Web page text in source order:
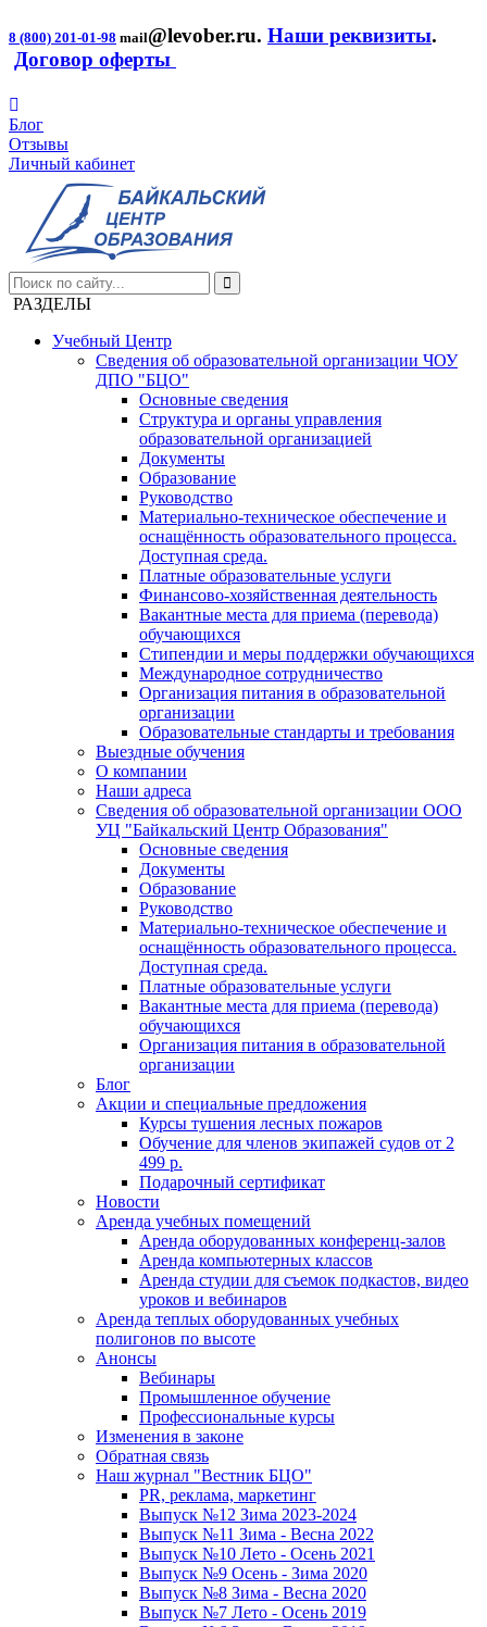
8 (800) 201-01-98 mail@levober.ru. Наши реквизиты.
Договор оферты
Блог
Отзывы
Личный кабинет
РАЗДЕЛЫ
Учебный Центр
Сведения об образовательной организации ЧОУ
ДПО "БЦО"
Основные сведения
Структура и органы управления
образовательной организацией
Документы
Образование
Руководство
Материально-техническое обеспечение и
оснащённость образовательного процесса.
Доступная среда.
Платные образовательные услуги
Финансово-хозяйственная деятельность
Вакантные места для приема (перевода)
обучающихся
Стипендии и меры поддержки обучающихся
Международное сотрудничество
Организация питания в образовательной
организации
Образовательные стандарты и требования
Выездные обучения
О компании
Наши адреса
Сведения об образовательной организации ООО
УЦ "Байкальский Центр Образования"
Основные сведения
Документы
Образование
Руководство
Материально-техническое обеспечение и
оснащённость образовательного процесса.
Доступная среда.
Платные образовательные услуги
Вакантные места для приема (перевода)
обучающихся
Организация питания в образовательной
организации
Блог
Акции и специальные предложения
Курсы тушения лесных пожаров
Обучение для членов экипажей судов от 2
499 р.
Подарочный сертификат
Новости
Аренда учебных помещений
Аренда оборудованных конференц-залов
Аренда компьютерных классов
Аренда студии для съемок подкастов, видео
уроков и вебинаров
Аренда теплых оборудованных учебных
полигонов по высоте
Анонсы
Вебинары
Промышленное обучение
Профессиональные курсы
Изменения в законе
Обратная связь
Наш журнал "Вестник БЦО"
PR, реклама, маркетинг
Выпуск №12 Зима 2023-2024
Выпуск №11 Зима - Весна 2022
Выпуск №10 Лето - Осень 2021
Выпуск №9 Осень - Зима 2020
Выпуск №8 Зима - Весна 2020
Выпуск №7 Лето - Осень 2019